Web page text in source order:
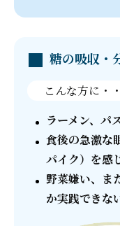
糖の吸収・
こんな方に・
ラーメン、パ
食後の急激な
パイク）を感
野菜嫌い、ま
か実践できな